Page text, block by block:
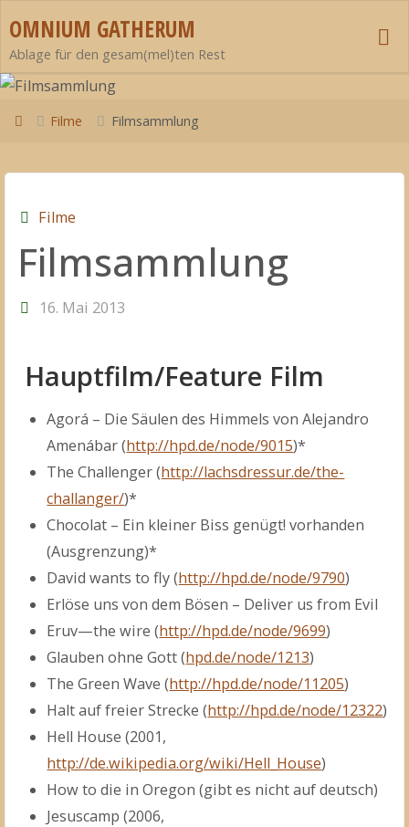
Inhalt
springen
OMNIUM GATHERUM
Ablage für den gesam(mel)ten Rest
StartFilme Filmsammlung
Filme
Filmsammlung
16. Mai 2013
Hauptfilm/Feature Film
Agorá – Die Säulen des Himmels von Alejandro
Amenábar (http://hpd.de/node/9015)*
The Challenger (http://lachsdressur.de/the-
challanger/)*
Chocolat – Ein kleiner Biss genügt! vorhanden
(Ausgrenzung)*
David wants to fly (http://hpd.de/node/9790)
Erlöse uns von dem Bösen – Deliver us from Evil
Eruv—the wire (http://hpd.de/node/9699)
Glauben ohne Gott (hpd.de/node/1213)
The Green Wave (http://hpd.de/node/11205)
Halt auf freier Strecke (http://hpd.de/node/12322)
Hell House (2001,
http://de.wikipedia.org/wiki/Hell_House)
How to die in Oregon (gibt es nicht auf deutsch)
Jesuscamp (2006,